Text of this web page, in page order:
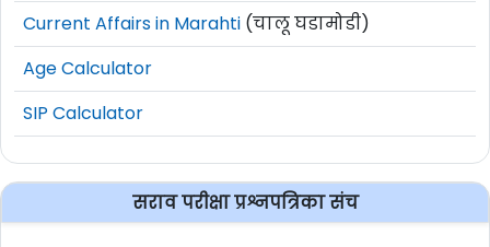
Current Affairs in Marahti (चालू घडामोडी)
Age Calculator
SIP Calculator
सराव परीक्षा प्रश्नपत्रिका संच